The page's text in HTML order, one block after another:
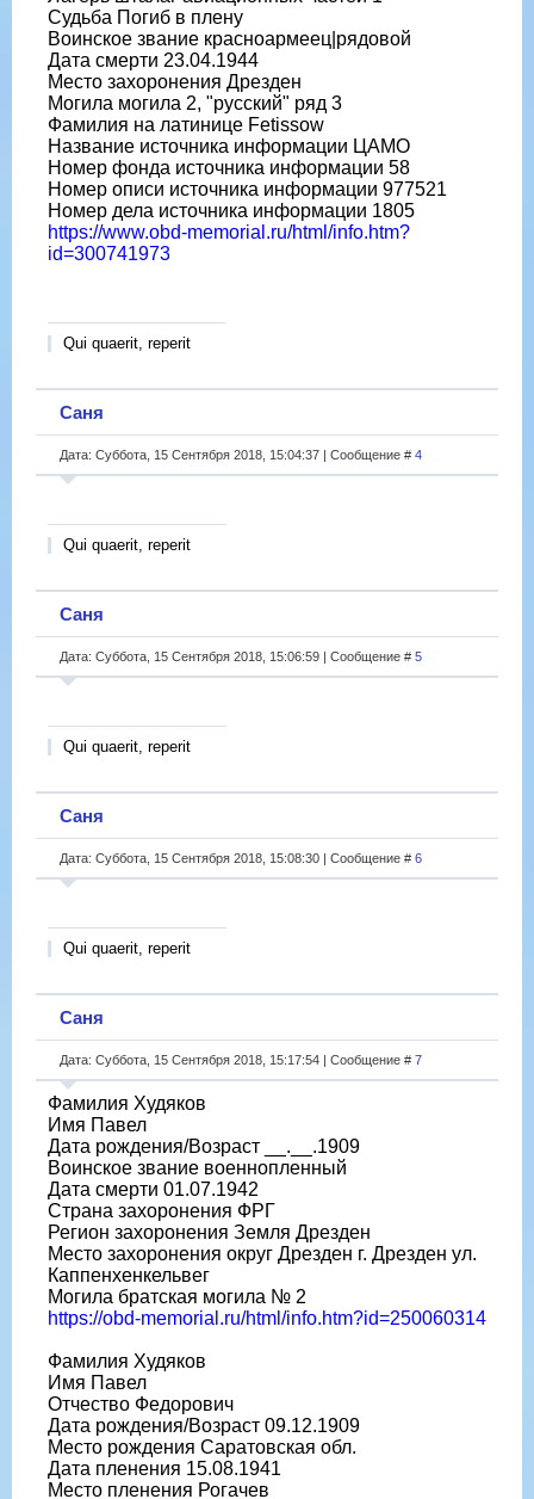
Судьба Погиб в плену
Воинское звание красноармеец|рядовой
Дата смерти 23.04.1944
Место захоронения Дрезден
Могила могила 2, "русский" ряд 3
Фамилия на латинице Fetissow
Название источника информации ЦАМО
Номер фонда источника информации 58
Номер описи источника информации 977521
Номер дела источника информации 1805
https://www.obd-memorial.ru/html/info.htm?
id=300741973
Qui quaerit, reperit
Саня
Дата: Суббота, 15 Сентября 2018, 15:04:37 | Сообщение # 4
Qui quaerit, reperit
Саня
Дата: Суббота, 15 Сентября 2018, 15:06:59 | Сообщение # 5
Qui quaerit, reperit
Саня
Дата: Суббота, 15 Сентября 2018, 15:08:30 | Сообщение # 6
Qui quaerit, reperit
Саня
Дата: Суббота, 15 Сентября 2018, 15:17:54 | Сообщение # 7
Фамилия Худяков
Имя Павел
Дата рождения/Возраст __.__.1909
Воинское звание военнопленный
Дата смерти 01.07.1942
Страна захоронения ФРГ
Регион захоронения Земля Дрезден
Место захоронения округ Дрезден г. Дрезден ул.
Каппенхенкельвег
Могила братская могила № 2
https://obd-memorial.ru/html/info.htm?id=250060314
Фамилия Худяков
Имя Павел
Отчество Федорович
Дата рождения/Возраст 09.12.1909
Место рождения Саратовская обл.
Дата пленения 15.08.1941
Место пленения Рогачев